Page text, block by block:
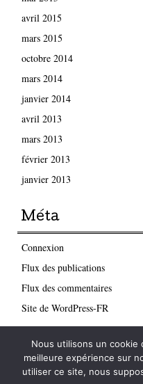
avril 2015
mars 2015
octobre 2014
mars 2014
janvier 2014
avril 2013
mars 2013
février 2013
janvier 2013
Méta
Connexion
Flux des publications
Flux des commentaires
Site de WordPress-FR
2026 APACHES Propulsé par
Nous utilisons un cookie
meilleure expérience sur
utiliser ce site, nous